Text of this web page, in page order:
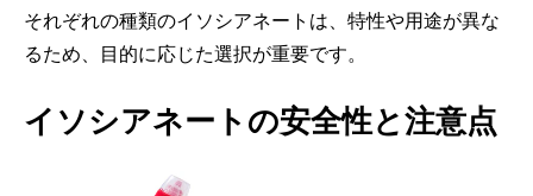
それぞれの種類のイソシアネートは、特性や用途が異な
るため、目的に応じた選択が重要です。
イソシアネートの安全性と注意点